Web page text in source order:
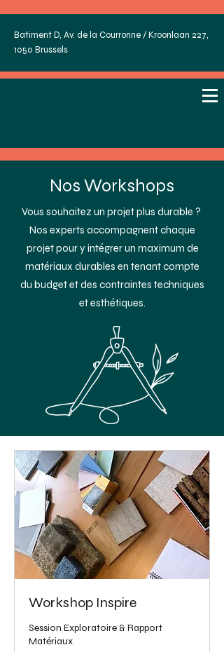
Batiment D, Av. de la Courronne / Kroonlaan 227,
1050 Brussels
Nos Workshops
Vous souhaitez un projet plus durable ?
Nos experts accompagnent chaque
projet pour y intégrer un maximum de
matériaux durables en tenant compte
du budget et des contraintes techniques
et esthétiques.
Workshop Inspire
Session Exploratoire & Rapport
Matériaux